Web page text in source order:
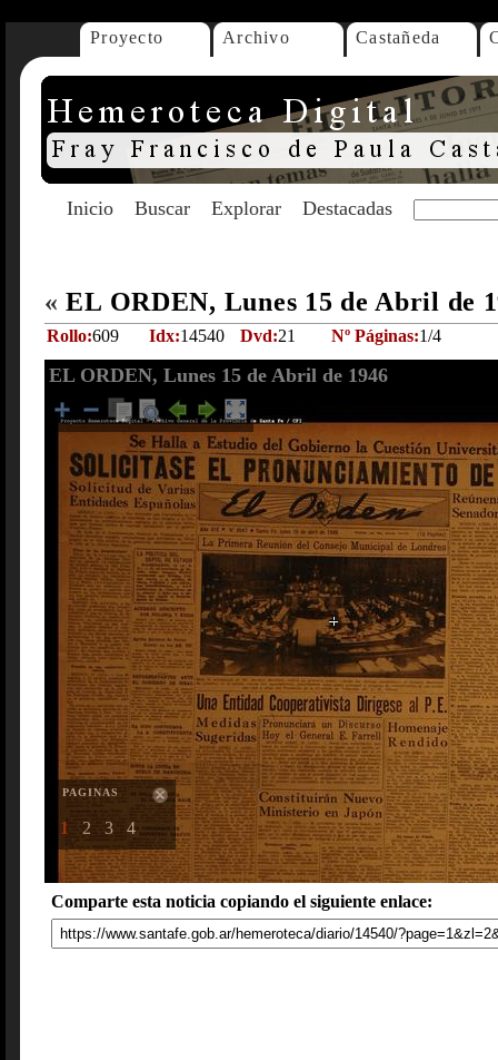
Proyecto Archivo Castañeda
Inicio Buscar Explorar Destacadas
« EL ORDEN, Lunes 15 de Abril de
Rollo:609 Idx:14540 Dvd:21 Nº Páginas:1/4
EL ORDEN, Lunes 15 de Abril de 1946
PAGINAS
1 2 3 4
Comparte esta noticia copiando el siguiente enlace: